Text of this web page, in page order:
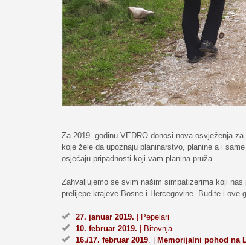
Za 2019. godinu VEDRO donosi nova osvježenja
koje žele da upoznaju planinarstvo, planine a i
osjećaju pripadnosti koji vam planina pruža.
Zahvaljujemo se svim našim simpatizerima koji
prelijepe krajeve Bosne i Hercegovine. Budite i ove
27. januar 2019. | Pepelari
10. februar 2019. | Bitovnja
16./17. februar 2019 . | Memorijalni pohod na